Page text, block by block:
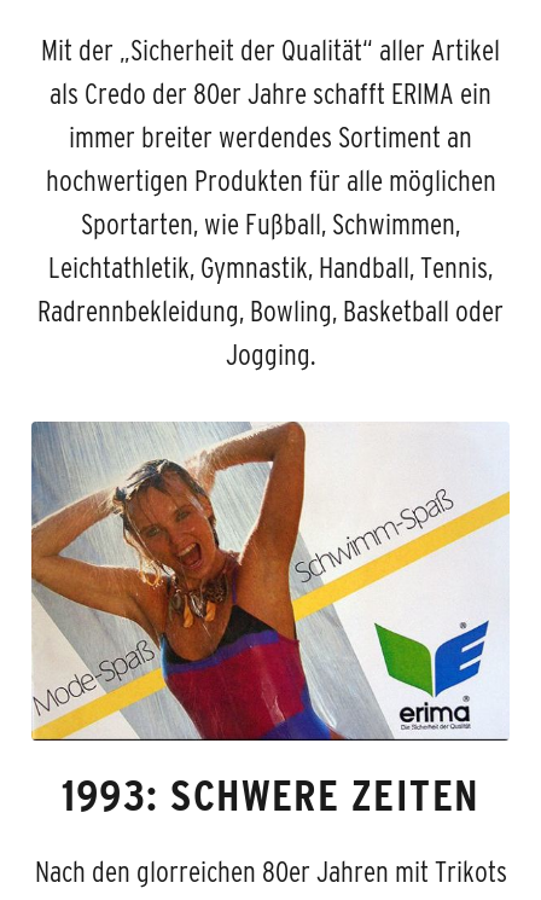
Mit der „Sicherheit der Qualität“ aller Artikel
als Credo der 80er Jahre schafft ERIMA ein
immer breiter werdendes Sortiment an
hochwertigen Produkten für alle möglichen
Sportarten, wie Fußball, Schwimmen,
Leichtathletik, Gymnastik, Handball, Tennis,
Radrennbekleidung, Bowling, Basketball oder
Jogging.
1993: SCHWERE ZEITEN
Nach den glorreichen 80er Jahren mit Trikots